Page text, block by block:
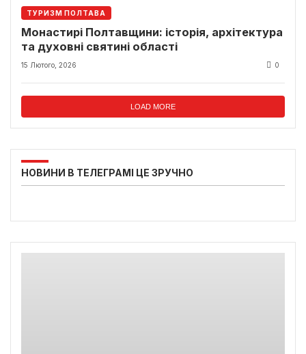
ТУРИЗМ ПОЛТАВА
Монастирі Полтавщини: історія, архітектура
та духовні святині області
15 Лютого, 2026 0
LOAD MORE
НОВИНИ В ТЕЛЕГРАМІ ЦЕ ЗРУЧНО